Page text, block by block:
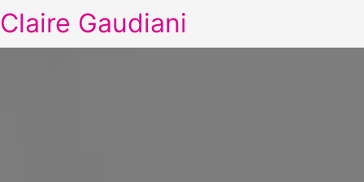
Claire Gaudiani